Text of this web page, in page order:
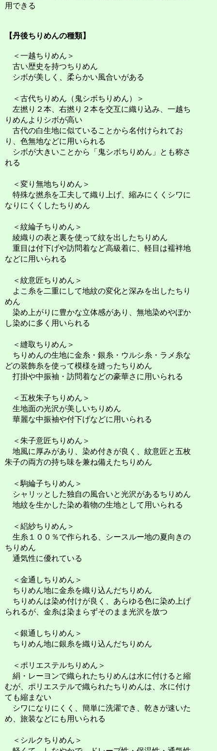
用できる
【丹後ちりめんの種類】
＜一越ちりめん＞
古い歴史を持つちりめん
シボが美しく、柔らかい風合いがある
＜古代ちりめん（鬼シボちりめん）＞
左撚り２本、右撚り２本を交互に織り込み、一越ち
りめんよりシボが高い
古代の白生地に似ていることから名付けられてお
り、色無地などに用いられる
シボが大きいことから「鬼シボちりめん」とも称さ
れる
＜変り無地ちりめん＞
特殊な撚糸を工夫して織り上げ、縮みにくくシワに
なりにくくしたちりめん
＜紋綸子ちりめん＞
綾織りの表と裏を使って紋を出したちりめん
重目は付下げや訪問着など高級着に、軽目は襦袢地
などに用いられる
＜紋意匠ちりめん＞
よこ糸を二重にして地紋の変化と深みを出したちり
めん
染め上がりに豊かな立体感があり、無地染めやぼか
し染めに多く用いられる
＜縫取ちりめん＞
ちりめんの生地に金糸・銀糸・ウルシ糸・ラメ糸な
どの装飾糸を使って模様を縫ったちりめん
打掛や中振袖・訪問着などの豪華さに用いられる
＜五枚朱子ちりめん＞
生地面の光沢が美しいちりめん
華麗な中振袖や付下げなどに用いられる
＜朱子意匠ちりめん＞
地風に厚みがあり、染め付きが良く、紋意匠と五枚
朱子の両方の持ち味を兼ね備えたちりめん
＜駒綸子ちりめん＞
シャリッとした独自の風合いと光沢があるちりめん
地紋を生かした染め着物の生地として用いられる
＜絽紗ちりめん＞
生糸１００％で作られる、シースルー地の夏向きの
ちりめん
通気性に優れている
＜金通しちりめん＞
ちりめん地に金糸を織り込んだちりめん
ちりめんは染め付けが良く、あらゆる色に染め上げ
られるが、金糸は染まらずそのまま光沢を放つ
＜銀通しちりめん＞
ちりめん地に銀糸を織り込んだちりめん
＜ポリエステルちりめん＞
絹・レーヨンで織られたちりめんは水に付けると縮
むが、ポリエステルで織られたちりめんは、水に付け
ても縮まない
シワになりにくく、簡単に洗濯でき、乾きが速いた
め、旅装などにも用いられる
＜シルクちりめん＞